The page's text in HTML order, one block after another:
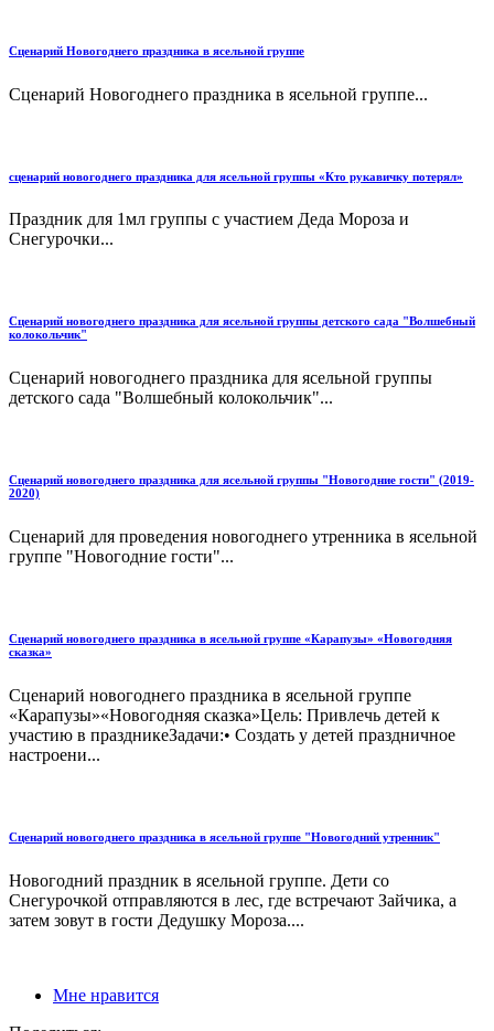
Сценарий Новогоднего праздника в ясельной группе
Сценарий Новогоднего праздника в ясельной группе...
сценарий новогоднего праздника для ясельной группы «Кто рукавичку потерял»
Праздник для 1мл группы с участием Деда Мороза и
Снегурочки...
Сценарий новогоднего праздника для ясельной группы детского сада "Волшебный
колокольчик"
Сценарий новогоднего праздника для ясельной группы
детского сада "Волшебный колокольчик"...
Сценарий новогоднего праздника для ясельной группы "Новогодние гости" (2019-
2020)
Сценарий для проведения новогоднего утренника в ясельной
группе "Новогодние гости"...
Сценарий новогоднего праздника в ясельной группе «Карапузы» «Новогодняя
сказка»
Сценарий новогоднего праздника в ясельной группе
«Карапузы»«Новогодняя сказка»Цель: Привлечь детей к
участию в праздникеЗадачи:• Создать у детей праздничное
настроени...
Сценарий новогоднего праздника в ясельной группе "Новогодний утренник"
Новогодний праздник в ясельной группе. Дети со
Снегурочкой отправляются в лес, где встречают Зайчика, а
затем зовут в гости Дедушку Мороза....
Мне нравится